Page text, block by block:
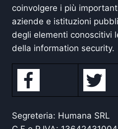
coinvolgere i più
aziende e istituzioni
degli elementi conoscitivi
della information security.
Segreteria: Humana SRL